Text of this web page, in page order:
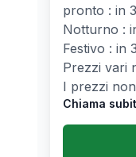
pronto : in
Notturno :
Festivo : in
Prezzi vari
I prezzi
Chiama